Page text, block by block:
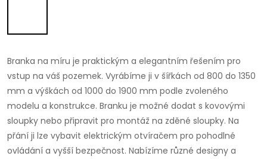
Branka na míru je praktickým a elegantním řešením pro
vstup na váš pozemek. Vyrábíme ji v šířkách od 800 do 1350
mm a výškách od 1000 do 1900 mm podle zvoleného
modelu a konstrukce. Branku je možné dodat s kovovými
sloupky nebo připravit pro montáž na zděné sloupky. Na
přání ji lze vybavit elektrickým otvíračem pro pohodlné
ovládání a vyšší bezpečnost. Nabízíme různé designy a